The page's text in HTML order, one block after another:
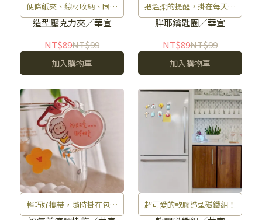
便條紙夾、線材收納、固定
書本，也可作為裝飾夾在小
造型壓克力夾／華宣
NT$89NT$99
加入購物車
把溫柔的提醒，掛在每天都
會拿起的鑰匙上。
胖耶鑰匙圈／華宣
NT$89NT$99
加入購物車
輕巧好攜帶，隨時掛在包包
超可愛的軟膠造型磁鐵組！